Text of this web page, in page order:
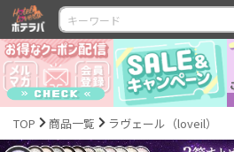
TOP 商品一覧 ラヴェール（loveil）